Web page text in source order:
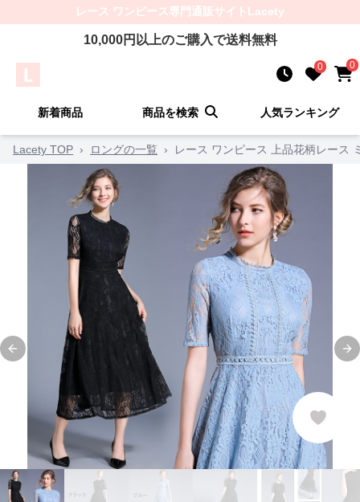
レース ワンピース専門通販サイト Lacety
10,000円以上のご購入で送料無料
0 0
新着商品 商品を検索 人気ランキング
Lacety TOP › ロングの一覧 › レース ワンピース 上品花柄レース
Previous slide